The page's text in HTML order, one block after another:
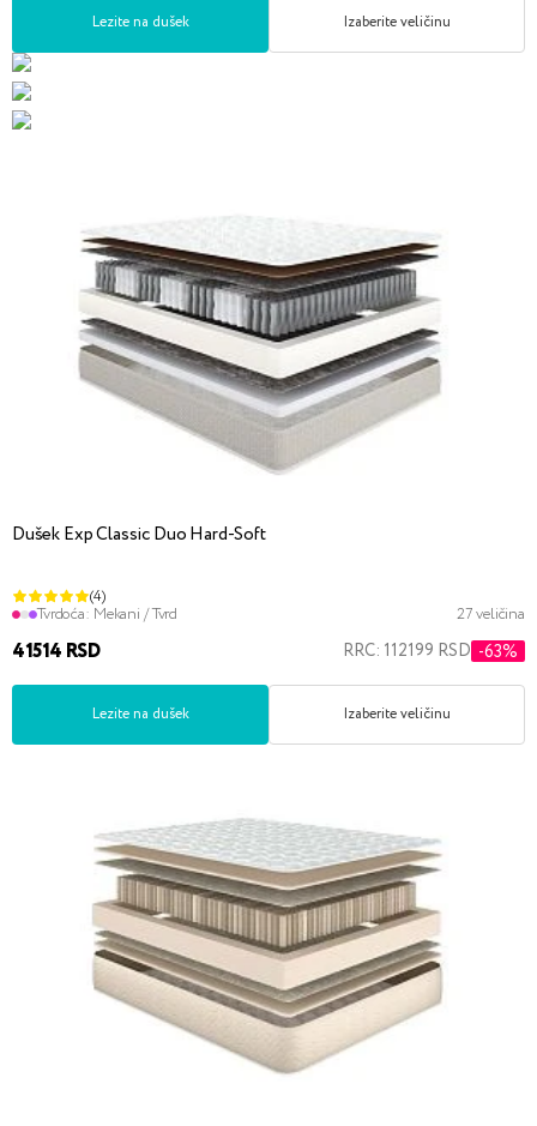
Lezite na dušek Izaberite veličinu
Dušek Exp Classic Duo Hard-Soft
(4)
Tvrdoća: Mekani / Tvrd 27 veličina
41514 RSD RRC: 112199 RSD -63%
Lezite na dušek Izaberite veličinu